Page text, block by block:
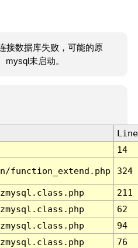
接数据库失败，可能的原
mysql未启动。
Line
14
function_extend.php 324
211
62
94
76